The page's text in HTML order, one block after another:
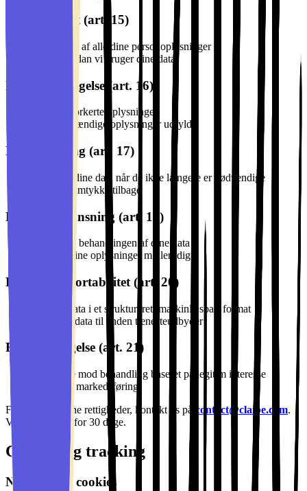
Ret til indsigt (art. 15)
Få en kopi af alle dine personoplysninger
Vide hvordan vi bruger dine data
Ret til berigtigelse (art. 16)
Få rettet forkerte oplysninger
Få ufuldstændige oplysninger udfyldt
Ret til sletning (art. 17)
Få slettet dine data når de ikke længere er nødvendige
Trække samtykke tilbage
Ret til begrænsning (art. 18)
Begrænse behandlingen af dine data
"Fryse" dine oplysninger midlertidigt
Ret til dataportabilitet (art. 20)
Få dine data i et struktureret, maskinlæsbart format
Overføre data til anden tjenesteudbyder
Ret til indsigelse (art. 21)
Protestere mod behandling baseret på legitim interesse
Framelde markedsføring
For at udøve dine rettigheder, kontakt os på
contact@claibe.com.
Vi svarer inden for 30 dage.
Cookies og tracking
Nødvendige cookies